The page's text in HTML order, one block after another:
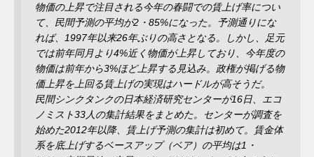
物価の上昇で注目される今年の春闘での賃上げ率につい
て、民間予測の平均が2・85%になった。予測通りにな
れば、1997年以来26年ぶりの高さとなる。しかし、足元
では前年同月より4%近く物価が上昇しており、今年度の
物価は前年から3%ほど上昇する見込み。政権が掲げる物
価上昇を上回る賃上げの実現はハードルが高そうだ。
民間シンクタンクの日本経済研究センターが16日、エコ
ノミスト33人の集計結果をまとめた。センターが調査を
始めた2012年以降、賃上げ予測の集計は初めて。賃金体
系を底上げするベースアップ（ベア）の平均は1・